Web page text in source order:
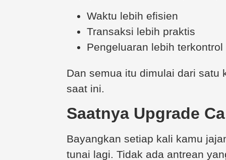
Waktu lebih efisien
Transaksi lebih praktis
Pengeluaran lebih terkontrol
Dan semua itu dimulai dari satu
saat ini.
Saatnya Upgrade
Bayangkan setiap kali kamu
tunai lagi. Tidak ada antrean